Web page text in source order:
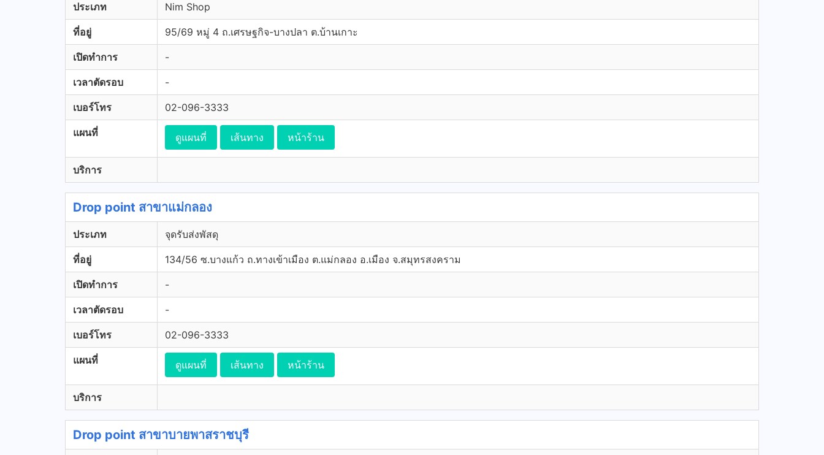
ประเภท Nim Shop
ที่อยู่ 95/69 หมู่ 4 ถ.เศรษฐกิจ-บางปลา ต.บ้านเกาะ
เปิดทำการ -
เวลาตัดรอบ -
เบอร์โทร 02-096-3333
แผนที่ ดูแผนที่ เส้นทาง หน้าร้าน
บริการ
Drop point สาขาแม่กลอง
ประเภท จุดรับส่งพัสดุ
ที่อยู่ 134/56 ซ.บางแก้ว ถ.ทางเข้าเมือง ต.แม่กลอง อ.เมือง จ.สมุทรสงคราม
เปิดทำการ -
เวลาตัดรอบ -
เบอร์โทร 02-096-3333
แผนที่ ดูแผนที่ เส้นทาง หน้าร้าน
บริการ
Drop point สาขาบายพาสราชบุรี